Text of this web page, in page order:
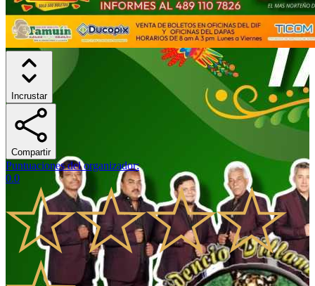
Incrustar
Compartir
Puntuaciones del organizador:
0.0